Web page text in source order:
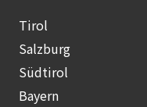
Tirol
Salzburg
Südtirol
Bayern